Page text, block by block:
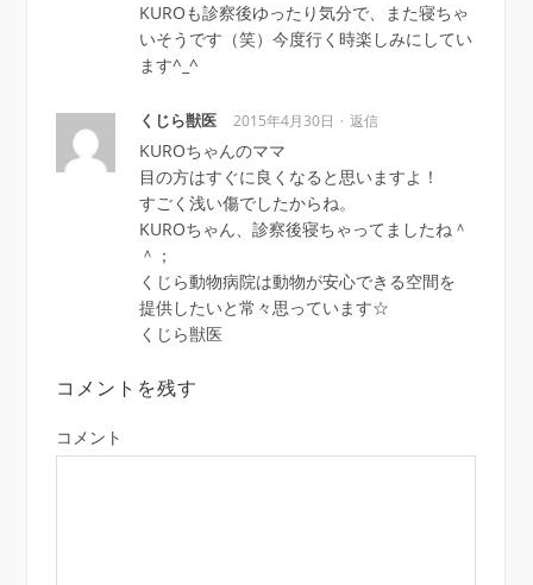
KUROも診察後ゆったり気分で、また寝ちゃ
いそうです（笑）今度行く時楽しみにしてい
ます^_^
くじら獣医 2015年4月30日 返信
KUROちゃんのママ
目の方はすぐに良くなると思いますよ！
すごく浅い傷でしたからね。
KUROちゃん、診察後寝ちゃってましたね＾
＾；
くじら動物病院は動物が安心できる空間を
提供したいと常々思っています☆
くじら獣医
コメントを残す
コメント